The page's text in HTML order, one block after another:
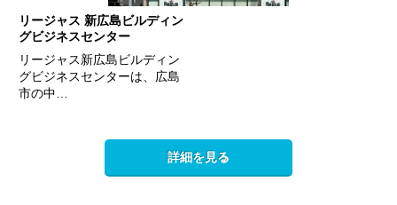
リージャス 新広島ビルディン
グビジネスセンター
リージャス新広島ビルディン
グビジネスセンターは、広島
市の中…
詳細を見る